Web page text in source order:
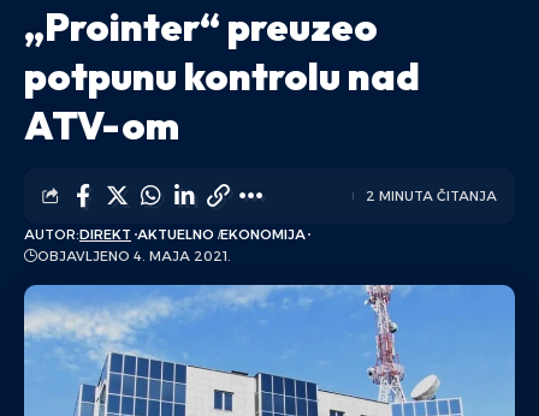
„Prointer“ preuzeo
potpunu kontrolu nad
ATV-om
AUTOR:DIREKT AKTUELNO EKONOMIJA
OBJAVLJENO 4. MAJA 2021.
2 MINUTA ČITANJA